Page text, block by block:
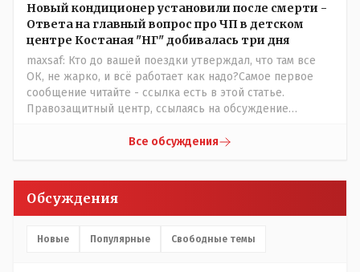
Новый кондиционер установили после смерти -
Ответа на главный вопрос про ЧП в детском
центре Костаная "НГ" добивалась три дня
maxsaf: Кто до вашей поездки утверждал, что там все
ОК, не жарко, и всё работает как надо?Самое первое
сообщение читайте - ссылка есть в этой статье.
Правозащитный центр, ссылаясь на обсуждение
прислали ему в виде аудиосообщений, пишет, что
настоящему времени их установили только в
помещениях, предназначенных для административно-
установлены кондиционеры, питьевой и температурный
Все обсуждения
Обсуждения
Новые Популярные Свободные темы